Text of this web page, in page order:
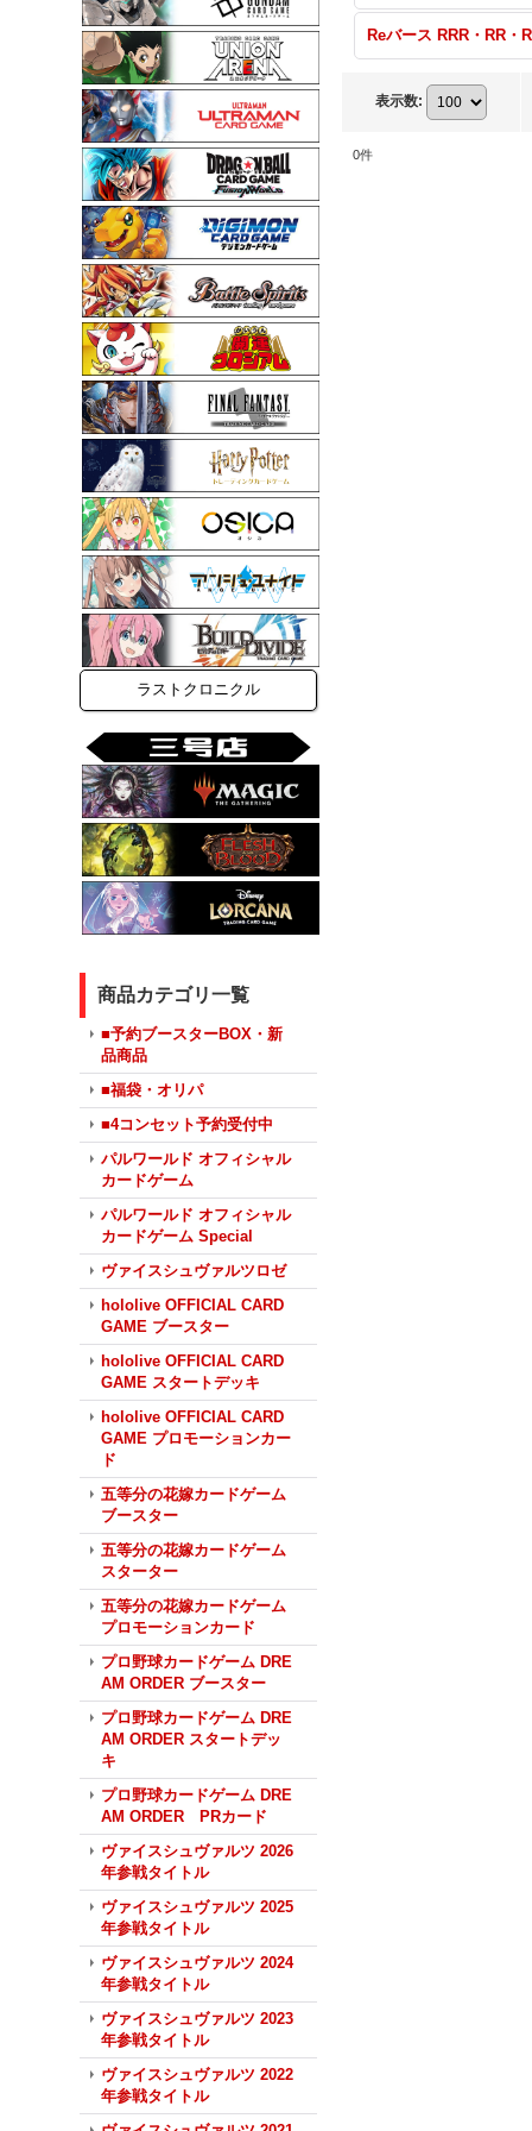
ラストクロニクル
商品カテゴリ一覧
■予約ブースターBOX・新
品商品
■福袋・オリパ
■4コンセット予約受付中
パルワールド オフィシャル
カードゲーム
パルワールド オフィシャル
カードゲーム Special
ヴァイスシュヴァルツロゼ
hololive OFFICIAL CARD
GAME ブースター
hololive OFFICIAL CARD
GAME スタートデッキ
hololive OFFICIAL CARD
GAME プロモーションカー
ド
五等分の花嫁カードゲーム
ブースター
五等分の花嫁カードゲーム
スターター
五等分の花嫁カードゲーム
プロモーションカード
プロ野球カードゲーム DRE
AM ORDER ブースター
プロ野球カードゲーム DRE
AM ORDER スタートデッ
キ
プロ野球カードゲーム DRE
AM ORDER PRカード
ヴァイスシュヴァルツ 2026
年参戦タイトル
ヴァイスシュヴァルツ 2025
年参戦タイトル
ヴァイスシュヴァルツ 2024
年参戦タイトル
ヴァイスシュヴァルツ 2023
年参戦タイトル
ヴァイスシュヴァルツ 2022
年参戦タイトル
表示数:
0件